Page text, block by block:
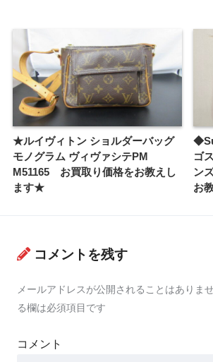
★ルイヴィトン ショルダーバッグ
モノグラム ヴィヴァシテPM
M51165 お買取り価格をお教えし
ます★
ゴ
ン
お
コメントを残す
メールアドレスが公開されることはありませ
る欄は必須項目です
コメント